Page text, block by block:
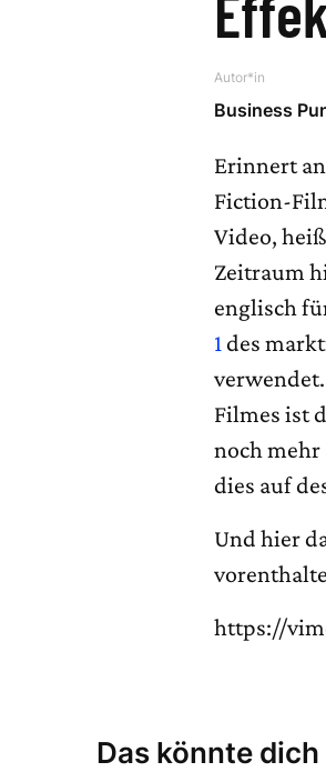
Autor*in
Business
Erinnert
Fiction-
Video,
Zeitraum
englisch
1des
Filmes ist
noch
dies auf
Und hier
https://
Das könnte